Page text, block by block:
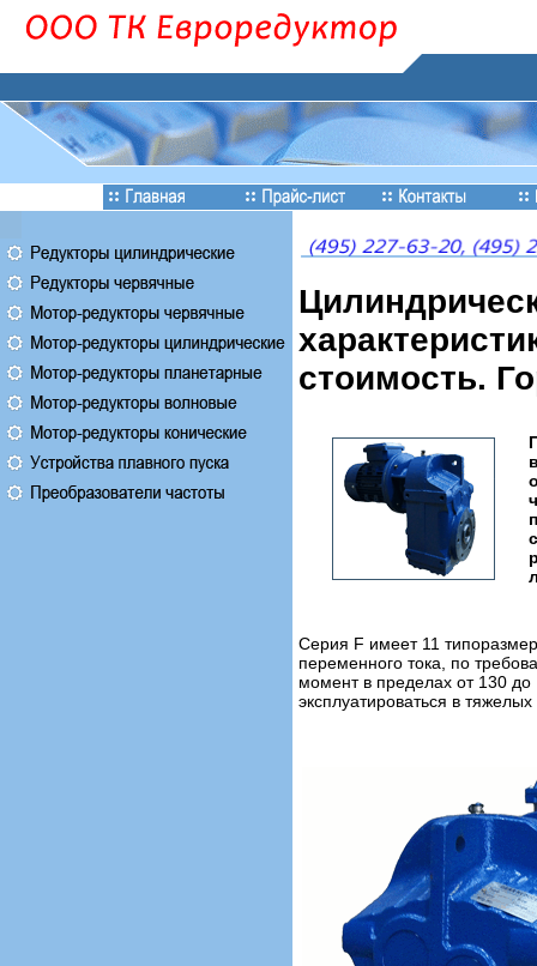
стоимость.
Серия F имеет 11
переменного тока, по
момент в пределах от 130
эксплуатироваться в